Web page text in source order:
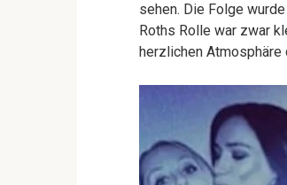
sehen. Die Folge
Roths Rolle war zwar
herzlichen Atmosphäre